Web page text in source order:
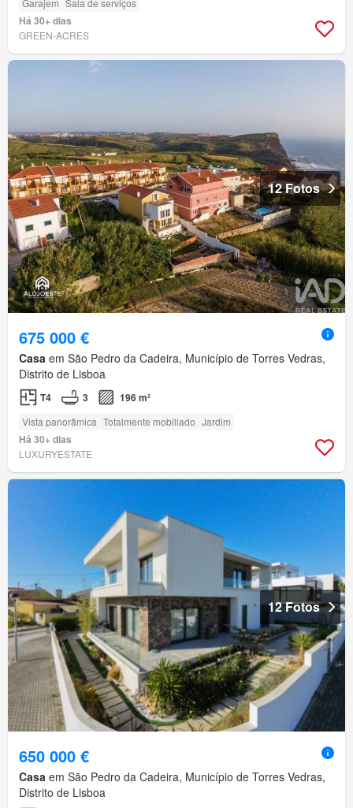
Garajem Sala de serviços
Há 30+ dias
GREEN-ACRES
12 Fotos
675 000 €
Casa em São Pedro da Cadeira, Município de Torres Vedras,
Distrito de Lisboa
T4 3 196 m²
Vista panorâmica Totalmente mobiliado Jardim
Há 30+ dias
LUXURYESTATE
12 Fotos
650 000 €
Casa em São Pedro da Cadeira, Município de Torres Vedras,
Distrito de Lisboa